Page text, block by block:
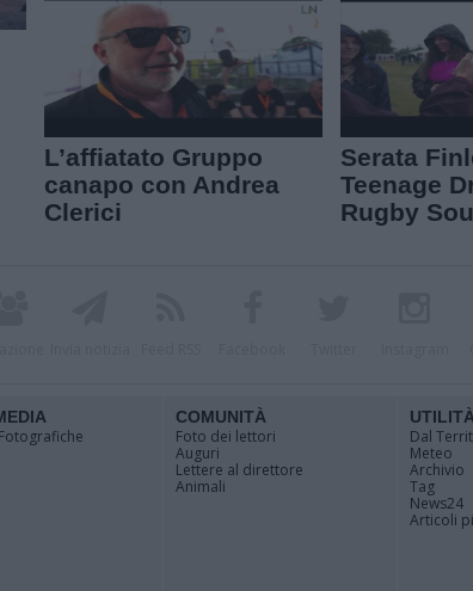
L’affiatato Gruppo
canapo con Andrea
Clerici
Serata
Teenage
Rugby
COMUNITÀ
Foto dei lettori
Auguri
Lettere al direttore
Animali
UTILITÀ
Dal
Meteo
Archivio
Tag
News24
Articoli